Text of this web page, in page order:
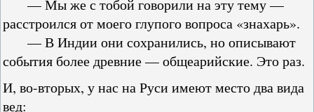
— Мы же с тобой говорили на эту тему —
расстроился от моего глупого вопроса «знахарь».
— В Индии они сохранились, но описывают
события более древние — общеарийские. Это раз.
И, во-вторых, у нас на Руси имеют место два вида
вед: